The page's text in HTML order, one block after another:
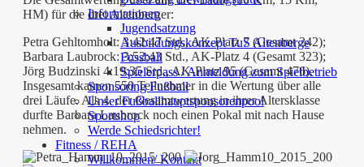
Informationen
Jugendsatzung
Ausbildungskonzept TuS Altenberge
Fussball
Spielerpass / Anmeldung zum Spielbetrieb
Sponsoring Fußball
Unser Fußballhauptsponsorenpool
Sportshop
Werde Schiedsrichter!
Fitness / REHA
Willkommen/ Kontakt
HM) für die drei Altenberger:
Petra Gehltomholt: 3:42:47 Std., AK-Platz 7 (Gesamt 242);
Barbara Laubrock: 3:52:43 Std., AK-Platz 4 (Gesamt 323);
Jörg Budzinski 4:19:35 Std., AK-Platz 95 (Gesamt 476).
Insgesamt kamen 550 Teilnehmer in die Wertung über alle
drei Läufe. Als 4. der Gesamtwertung in ihrer Altersklasse
durfte Barbara Laubrock noch einen Pokal mit nach Hause
nehmen.